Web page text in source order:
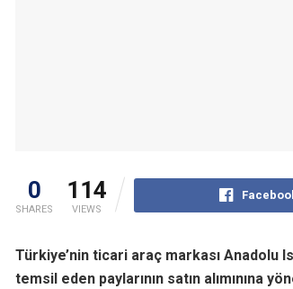
0
SHARES
114
VIEWS
Türkiye’nin ticari araç markası Anadolu
temsil eden paylarının satın alımınına